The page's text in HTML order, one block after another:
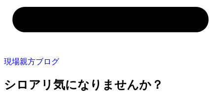
現場親方ブログ
シロアリ気になりませんか？